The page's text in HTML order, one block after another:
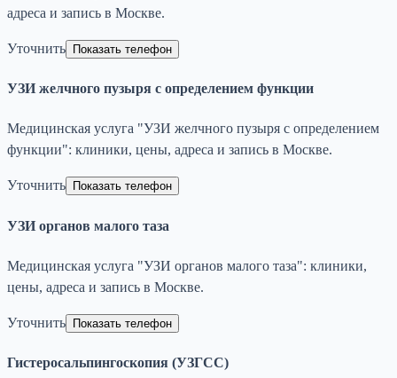
адреса и запись в Москве.
Уточнить Показать телефон
УЗИ желчного пузыря с определением функции
Медицинская услуга "УЗИ желчного пузыря с определением
функции": клиники, цены, адреса и запись в Москве.
Уточнить Показать телефон
УЗИ органов малого таза
Медицинская услуга "УЗИ органов малого таза": клиники,
цены, адреса и запись в Москве.
Уточнить Показать телефон
Гистеросальпингоскопия (УЗГСС)